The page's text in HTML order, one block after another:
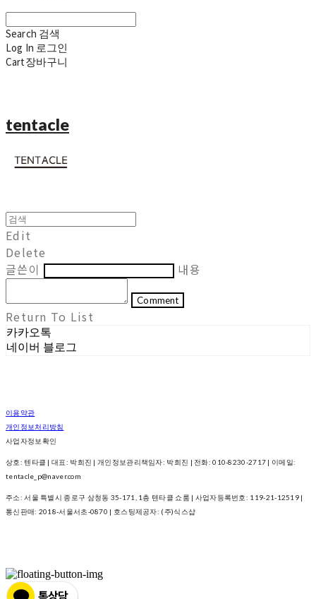
Search 검색
Log In 로그인
Cart장바구니
tentacle
Edit
Delete
글쓴이
내용
Comment
Return To List
카카오톡
네이버 블로그
이용약관
개인정보처리방침
사업자정보확인
상호: 텐타클 | 대표: 박희진 | 개인정보관리책임자: 박희진 | 전화: 010-8230-2717 | 이메일:
tentacle_p@naver.com
주소: 서울 특별시 종로구 삼청동 35-171, 1층 텐타클 쇼룸 | 사업자등록번호: 119-21-12519 |
통신판매: 2018-서울서초-0870 | 호스팅제공자: (주)식스샵